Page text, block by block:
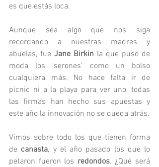
es que estás loca.
Aunque sea algo que nos siga
recordando a nuestras madres y
abuelas, fue Jane Birkin la que puso de
moda los 'serones' como un bolso
cualquiera más. No hace falta ir de
picnic ni a la playa para ver uno, todas
las firmas han hecho sus apuestas y
este año la innovación no se queda atrás.
Vimos sobre todo los que tienen forma
de canasta, y el año pasado los que lo
petaron fueron los redondos. ¿Qué será